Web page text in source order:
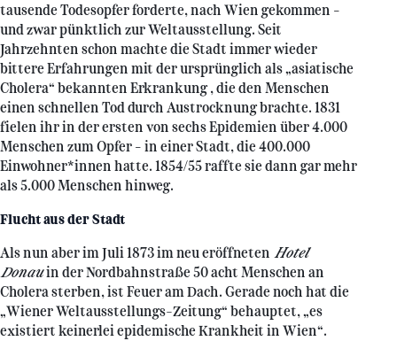
tausende Todesopfer forderte, nach Wien gekommen –
und zwar pünktlich zur Weltausstellung. Seit
Jahrzehnten schon machte die Stadt immer wieder
bittere Erfahrungen mit der ursprünglich als „asiatische
Cholera“ bekannten Erkrankung , die den Menschen
einen schnellen Tod durch Austrocknung brachte. 1831
fielen ihr in der ersten von sechs Epidemien über 4.000
Menschen zum Opfer – in einer Stadt, die 400.000
Einwohner*innen hatte. 1854/55 raffte sie dann gar mehr
als 5.000 Menschen hinweg.
Flucht aus der Stadt
Als nun aber im Juli 1873 im neu eröffneten Hotel
Donauin der Nordbahnstraße 50 acht Menschen an
Cholera sterben, ist Feuer am Dach. Gerade noch hat die
„Wiener Weltausstellungs-Zeitung“ behauptet, „es
existiert keinerlei epidemische Krankheit in Wien“.